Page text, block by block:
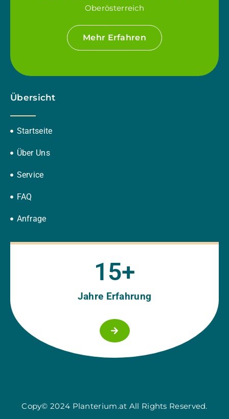
Oberösterreich
Mehr Erfahren
Übersicht
Startseite
Über Uns
Service
FAQ
Anfrage
Jahre Erfahrung
15+
Copy© 2024 Planterium.at All Rights Reserved.